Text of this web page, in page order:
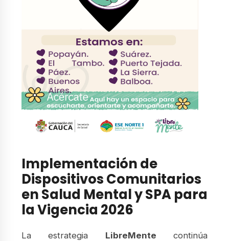
Implementación de
Dispositivos Comunitarios
en Salud Mental y SPA para
la Vigencia 2026
La estrategia LibreMente continúa